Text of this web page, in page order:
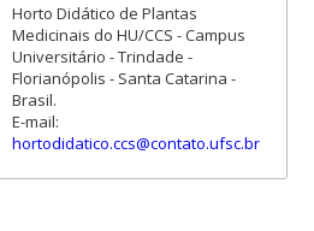
Horto Didático de Plantas
Medicinais do HU/CCS - Campus
Universitário - Trindade -
Florianópolis - Santa Catarina -
Brasil.
E-mail:
hortodidatico.ccs@contato.ufsc.br